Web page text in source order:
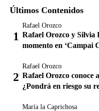
Últimos Contenidos
Rafael Orozco
Rafael Orozco y Silvia
momento en ‘Campai
Rafael Orozco
Rafael Orozco conoce
¿Pondrá en riesgo su
María la Caprichosa